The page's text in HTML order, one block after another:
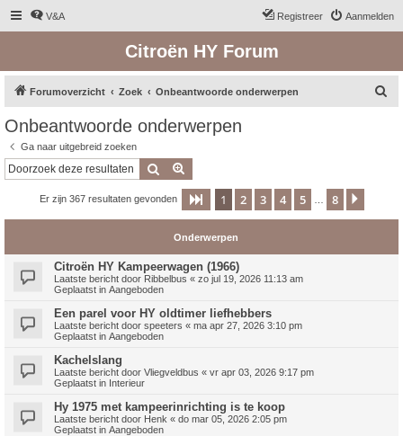
V&A Aanmelden
Registreer
Citroën HY Forum
Forumoverzicht Zoek Onbeantwoorde onderwerpen
Onbeantwoorde onderwerpen
Ga naar uitgebreid zoeken
Zoek
Er zijn 367 resultaten gevonden Pagina van 8
1 2 3 4 5 8
Onderwerpen
Citroën HY Kampeerwagen (1966)
Laatste bericht door Ribbelbus « zo jul 19, 2026 11:13 am
Geplaatst in Aangeboden
Een parel voor HY oldtimer liefhebbers
Laatste bericht door speeters « ma apr 27, 2026 3:10 pm
Geplaatst in Aangeboden
Kachelslang
Laatste bericht door Vliegveldbus « vr apr 03, 2026 9:17 pm
Geplaatst in Interieur
Hy 1975 met kampeerinrichting is te koop
Laatste bericht door Henk « do mar 05, 2026 2:05 pm
Geplaatst in Aangeboden